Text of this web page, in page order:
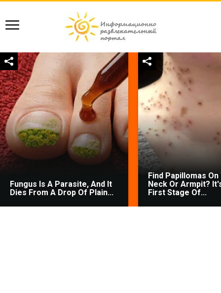
Fungus Is A Parasite, And It
Dies From A Drop Of Plain...
Find Papillomas On
Neck Or Armpit?
First Stage Of...